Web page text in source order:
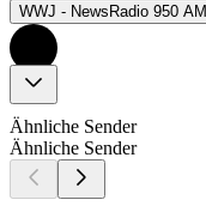
WWJ - NewsRadio 950 AM
Ähnliche Sender
Ähnliche Sender